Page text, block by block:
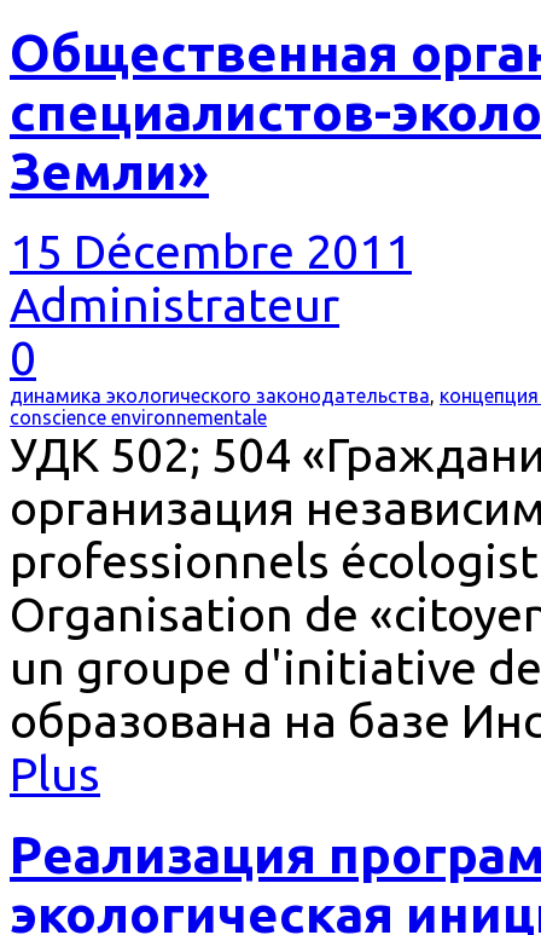
Общественная
специалистов-
Земли»
15 Décembre 2011
Administrateur
0
динамика экологического законодательства,
conscience environnementale
УДК 502; 504
организация
professionnels
Organisation de
un groupe d'initiative
образована на базе
Plus
Реализация
экологическая